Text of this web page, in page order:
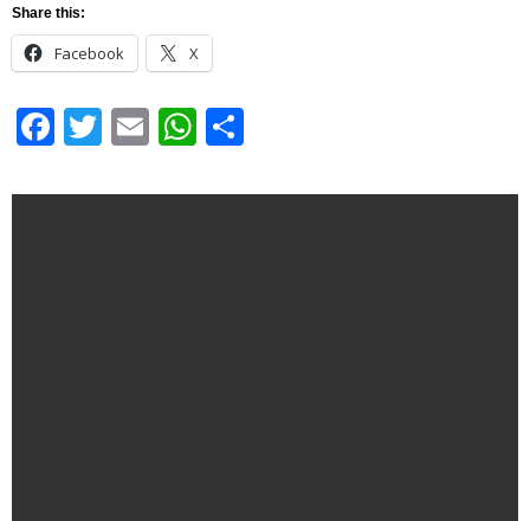
Share this:
Facebook X
Facebook
Twitter
EmailWhatsApp